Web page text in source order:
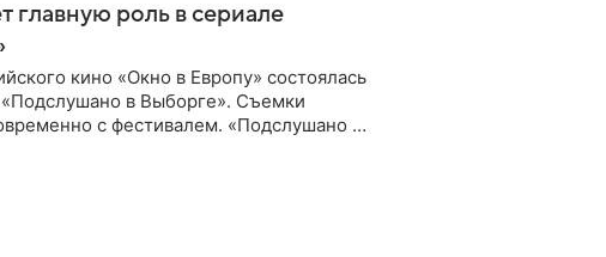
главную роль в сериале
кино «Окно в Европу» состоялась
«Подслушано в Выборге». Съемки
с фестивалем. «Подслушано в